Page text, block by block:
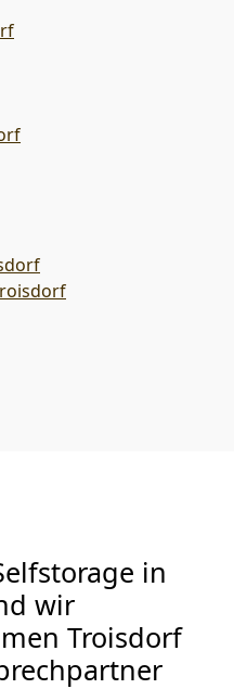
in
wir
Troisdorf